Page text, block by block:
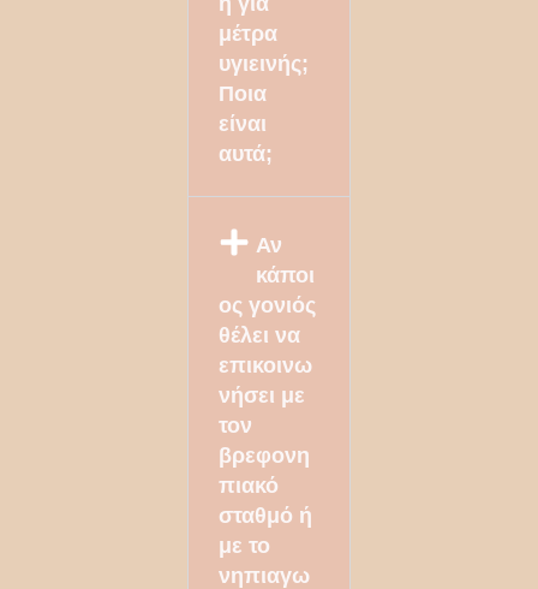
μέτρα
υγιεινής;
Ποια
είναι
αυτά;
Αν
κάποι
ος γονιός
θέλει να
επικοινω
νήσει με
τον
βρεφονη
πιακό
σταθμό ή
με το
νηπιαγω